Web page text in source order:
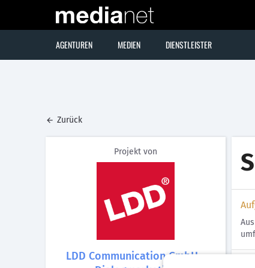
AGENTUREN MEDIEN DIENSTLEISTER
Zurück
Projekt von
LDD Communication GmbH -